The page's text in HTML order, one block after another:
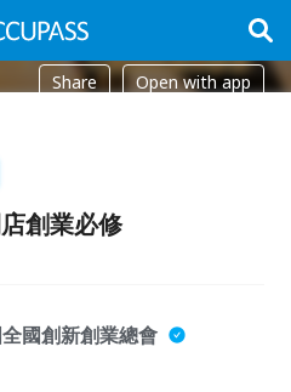
Share Open with app
創業必修
國創新創業總會